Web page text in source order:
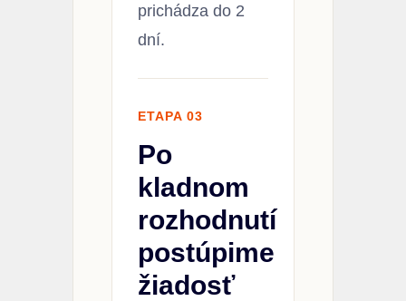
prichádza do 2
dní.
ETAPA 03
Po
kladnom
rozhodnutí
postúpime
žiadosť